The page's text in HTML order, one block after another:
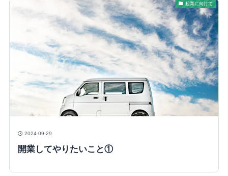
起業に向けて
開業してやりたいこと①
2024-09-29